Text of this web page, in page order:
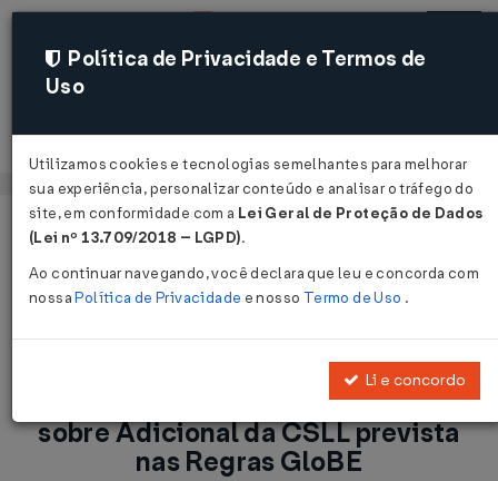
Acessar
Página Inicial
Notícias
prevista nas Regras GloBE...
Voltar
Receita Federal divulga orientações
sobre Adicional da CSLL prevista
nas Regras GloBE
Política de Privacidade e Termos de
Uso
Utilizamos cookies e tecnologias semelhantes para melhorar
sua experiência, personalizar conteúdo e analisar o tráfego do
site, em conformidade com a Lei Geral de Proteção de Dados
(Lei nº 13.709/2018 – LGPD).
Ao continuar navegando, você declara que leu e concorda com
nossaPolítica de Privacidade e nosso Termo de Uso .
Li e concordo